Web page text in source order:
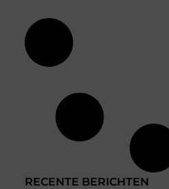
RECENTE BERICHTEN